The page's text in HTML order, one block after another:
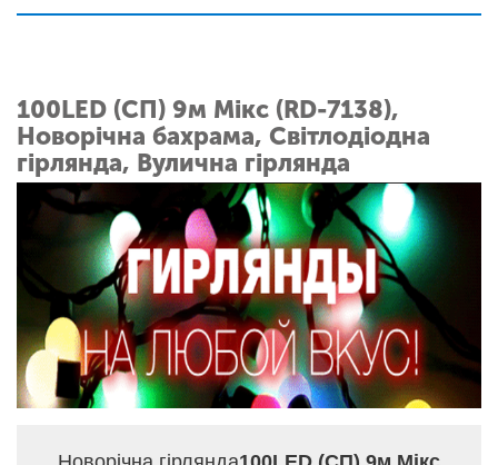
100LED (СП) 9м Мікс (RD-7138),
Новорічна бахрама, Світлодіодна
гірлянда, Вулична гірлянда